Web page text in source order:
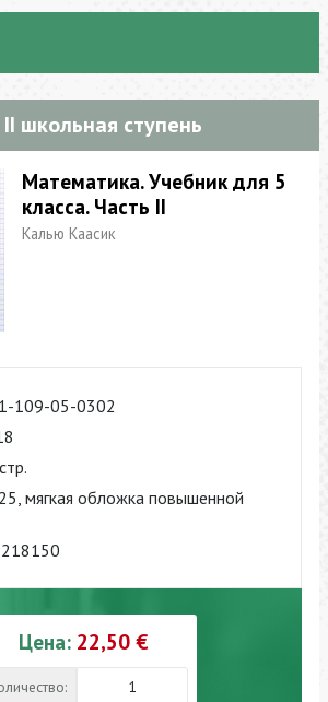
школьная ступень
Математика. Учебник для 5
класса. Часть II
Калью Кааcик
109-05-0302
мягкая обложка повышенной
Цена: 22,50 €